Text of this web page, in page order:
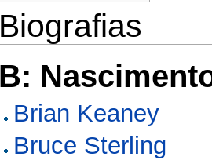
Biografias
B:
Brian Keaney
Bruce Sterling